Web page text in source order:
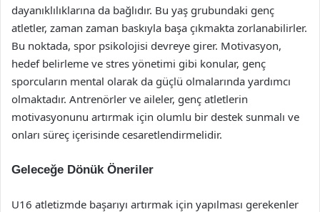
dayanıklılıklarına da bağlıdır. Bu yaş grubundaki genç
atletler, zaman zaman baskıyla başa çıkmakta zorlanabilirler.
Bu noktada, spor psikolojisi devreye girer. Motivasyon,
hedef belirleme ve stres yönetimi gibi konular, genç
sporcuların mental olarak da güçlü olmalarında yardımcı
olmaktadır. Antrenörler ve aileler, genç atletlerin
motivasyonunu artırmak için olumlu bir destek sunmalı ve
onları süreç içerisinde cesaretlendirmelidir.
Geleceğe Dönük Öneriler
U16 atletizmde başarıyı artırmak için yapılması gerekenler